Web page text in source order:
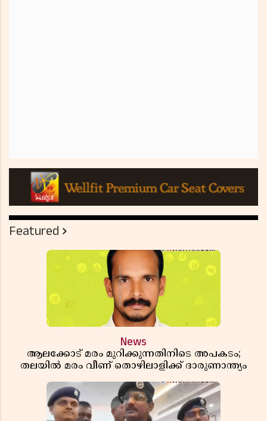
Featured
News
ആലക്കോട് മരം മുറിക്കുന്നതിനിടെ അപകടം;
തലയിൽ മരം വീണ് തൊഴിലാളിക്ക് ദാരുണാന്ത്യം